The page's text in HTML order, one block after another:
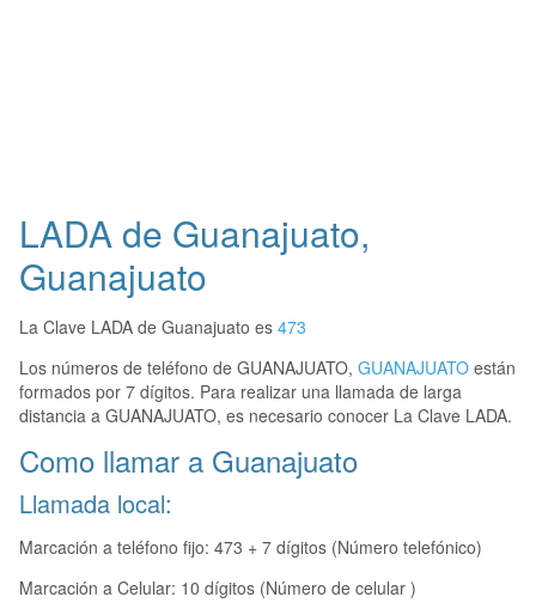
LADA de Guanajuato,
Guanajuato
La Clave LADA de Guanajuato es 473
Los números de teléfono de GUANAJUATO, GUANAJUATO están
formados por 7 dígitos. Para realizar una llamada de larga
distancia a GUANAJUATO, es necesario conocer La Clave LADA.
Como llamar a Guanajuato
Llamada local:
Marcación a teléfono fijo: 473 + 7 dígitos (Número telefónico)
Marcación a Celular: 10 dígitos (Número de celular )